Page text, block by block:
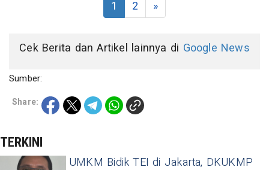
1 2 »
Cek Berita dan Artikel lainnya di Google News
Sumber:
Share:
TERKINI
UMKM Bidik TEI di Jakarta, DKUKMP